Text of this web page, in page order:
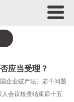
应当受理？
企业破产法〉若干问题
会议核查结束后十五